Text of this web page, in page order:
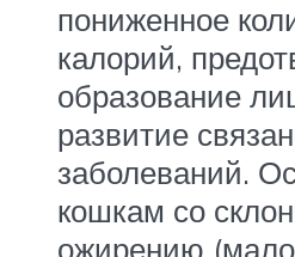
пониженное
калорий,
образование
развитие
заболеваний.
кошкам со
ожирению